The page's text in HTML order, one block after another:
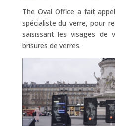
The Oval Office a fait
spécialiste du verre, pour
saisissant les visages de
brisures de verres.